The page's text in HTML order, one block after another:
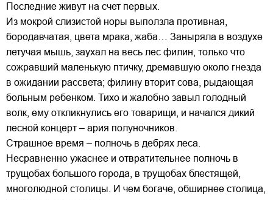
Последние живут на счет первых.
Из мокрой слизистой норы выползла противная,
бородавчатая, цвета мрака, жаба… Заныряла в воздухе
летучая мышь, заухал на весь лес филин, только что
сожравший маленькую птичку, дремавшую около гнезда
в ожидании рассвета; филину вторит сова, рыдающая
больным ребенком. Тихо и жалобно завыл голодный
волк, ему откликнулись его товарищи, и начался дикий
лесной концерт – ария полуночников.
Страшное время – полночь в дебрях леса.
Несравненно ужаснее и отвратительнее полночь в
трущобах большого города, в трущобах блестящей,
многолюдной столицы. И чем богаче, обширнее столица,